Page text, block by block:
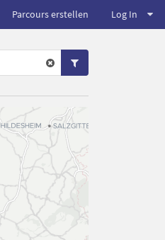
Parcours erstellen Log In